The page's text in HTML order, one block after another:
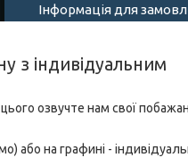
Інформація для
з індивідуальним
озвучте нам свої
або на графині -